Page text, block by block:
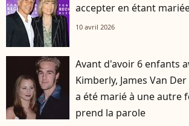
accepter en étant
10 avril 2026
Avant d'avoir 6 enfants
Kimberly, James Van
a été marié à une autre
prend la parole